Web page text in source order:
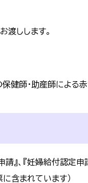
しします。
・助産師による赤
）申請』、『妊婦給
含まれています）